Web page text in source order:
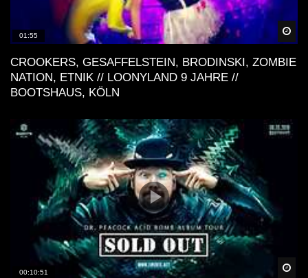
01:55
CROOKERS, GESAFFELSTEIN, BRODINSKI, ZOMBIE
NATION, ETNIK // LOONYLAND 9 JAHRE //
BOOTSHAUS, KÖLN
00:10:51